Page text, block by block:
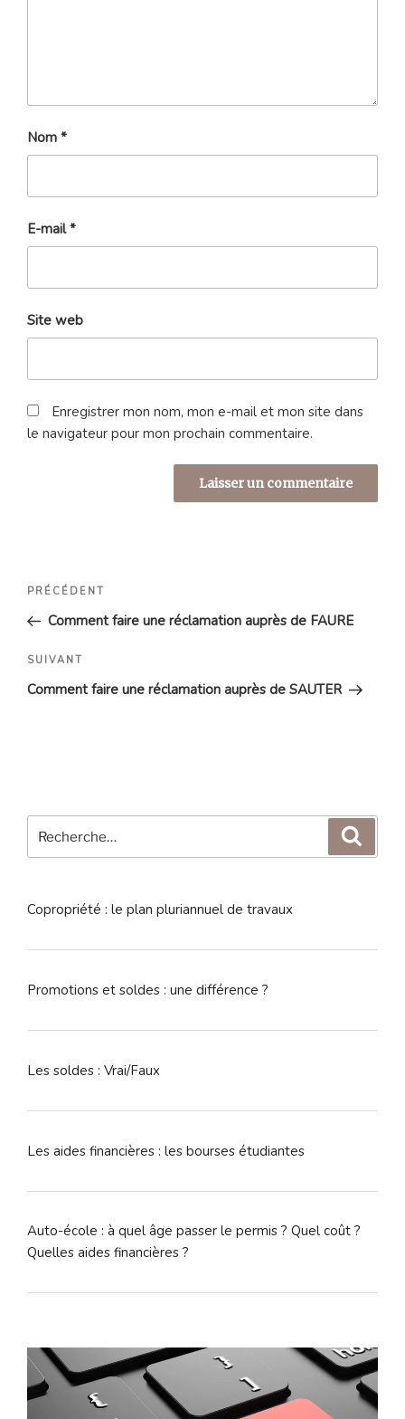
Nom *
E-mail*
Site web
Enregistrer mon nom, mon e-mail et mon site dans
le navigateur pour mon prochain commentaire.
Navigation
l’article
Article
précédent
PRÉCÉDENT
Comment faire une réclamation auprès de FAURE
Article
suivant
SUIVANT
Comment faire une réclamation auprès de SAUTER
pour
Copropriété : le plan pluriannuel de travaux
Promotions et soldes : une différence ?
Les soldes : Vrai/Faux
Les aides financières : les bourses étudiantes
Auto-école : à quel âge passer le permis ? Quel coût ?
Quelles aides financières ?